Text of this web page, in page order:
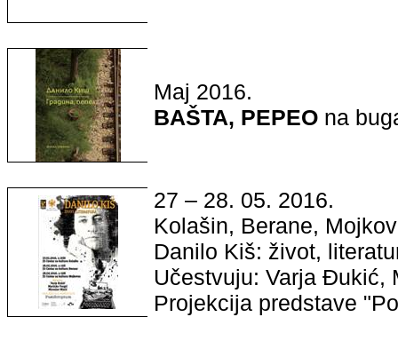
Maj 2016.
BAŠTA, PEPEO na
27 – 28. 05. 2016.
Kolašin, Berane,
Danilo Kiš: život,
Učestvuju: Varja Đukić,
Projekcija predstave